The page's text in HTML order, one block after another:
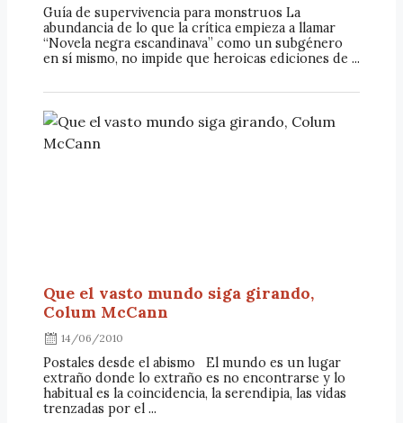
Guía de supervivencia para monstruos La
abundancia de lo que la crítica empieza a llamar
“Novela negra escandinava” como un subgénero
en sí mismo, no impide que heroicas ediciones de ...
Que el vasto mundo siga girando,
Colum McCann
14/06/2010
Postales desde el abismo El mundo es un lugar
extraño donde lo extraño es no encontrarse y lo
habitual es la coincidencia, la serendipia, las vidas
trenzadas por el ...